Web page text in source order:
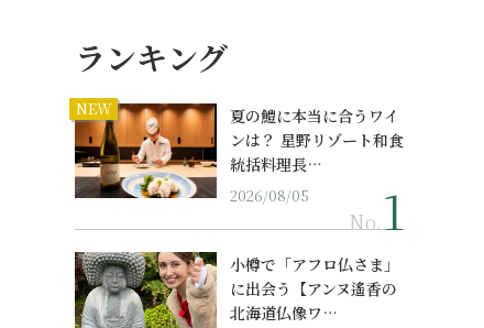
ランキング
NEW
夏の鱧に本当に合うワイ
ンは？ 星野リゾート和食
統括料理長…
2026/08/05
No.
小樽で「アフロ仏さま」
に出会う【アンヌ遙香の
北海道仏像ワ…